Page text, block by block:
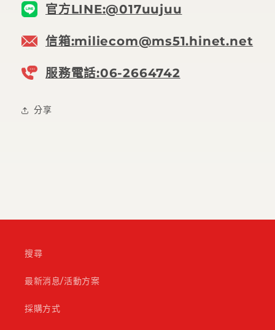
官方LINE:@017uujuu
信箱:miliecom@ms51.hinet.net
服務電話:06-2664742
分享
搜尋
最新消息/活動方案
採購方式